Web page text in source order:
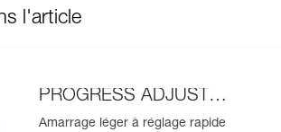
l'article
PROGRESS ADJUST-I
amarrage
Amarrage léger à réglage rapide